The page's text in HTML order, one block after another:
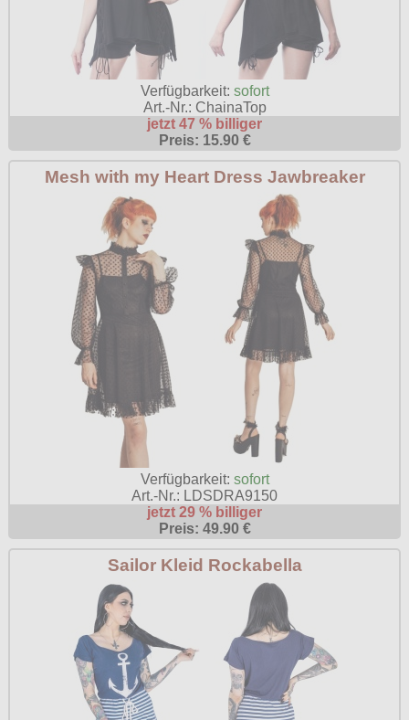
Verfügbarkeit: sofort
Art.-Nr.: ChainaTop
jetzt 47 % billiger
Preis: 15.90 €
Mesh with my Heart Dress Jawbreaker
Verfügbarkeit: sofort
Art.-Nr.: LDSDRA9150
jetzt 29 % billiger
Preis: 49.90 €
Sailor Kleid Rockabella